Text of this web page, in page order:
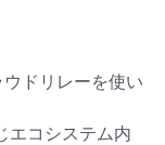
ドリレーを使い
エコシステム内